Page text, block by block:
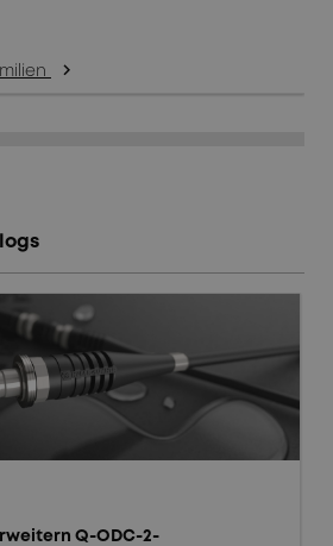
arrow_forward_ios
Q-ODC-2-